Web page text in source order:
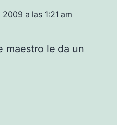
a las 1:21 am
maestro le da un